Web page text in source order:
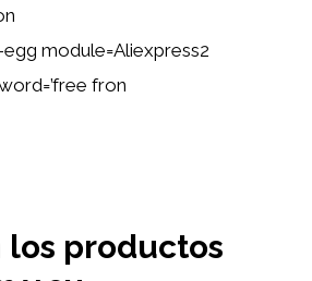
module=Aliexpress2
fron
los productos